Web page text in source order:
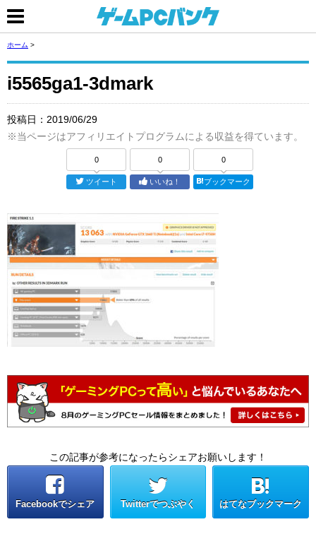
ホーム >
i5565ga1-3dmark
投稿日： 2019/06/29
※当ページはアフィリエイトプログラムによる収益を得ています。
0
ツイート
0
いいね！
0
ブックマーク
この記事が参考になったらシェアお願いします！
Facebookでシェア Twitterでつぶやく はてなブックマーク